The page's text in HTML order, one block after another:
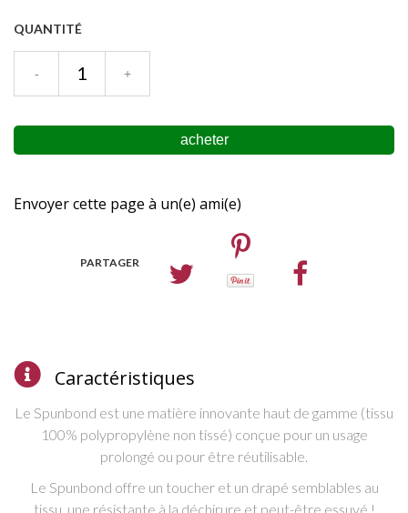
QUANTITÉ
Envoyer cette page à un(e) ami(e)
PARTAGER
Caractéristiques
Le Spunbond est une matière innovante haut de gamme (tissu
100% polypropylène non tissé) conçue pour un usage
prolongé ou pour être réutilisable.
L e Spunbond offre un toucher et un drapé semblables au
tissu, une résistante à la déchirure et peut-être essuyé !